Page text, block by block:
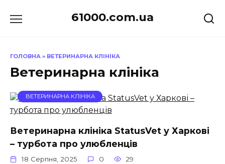
до
61000.com.ua
ГОЛОВНА » ВЕТЕРИНАРНА КЛІНІКА
Ветеринарна клініка
ВЕТЕРИНАРНА КЛІНІКА
Ветеринарна клініка StatusVet у Харкові
– турбота про улюбленців
18 Серпня, 2025 0 29